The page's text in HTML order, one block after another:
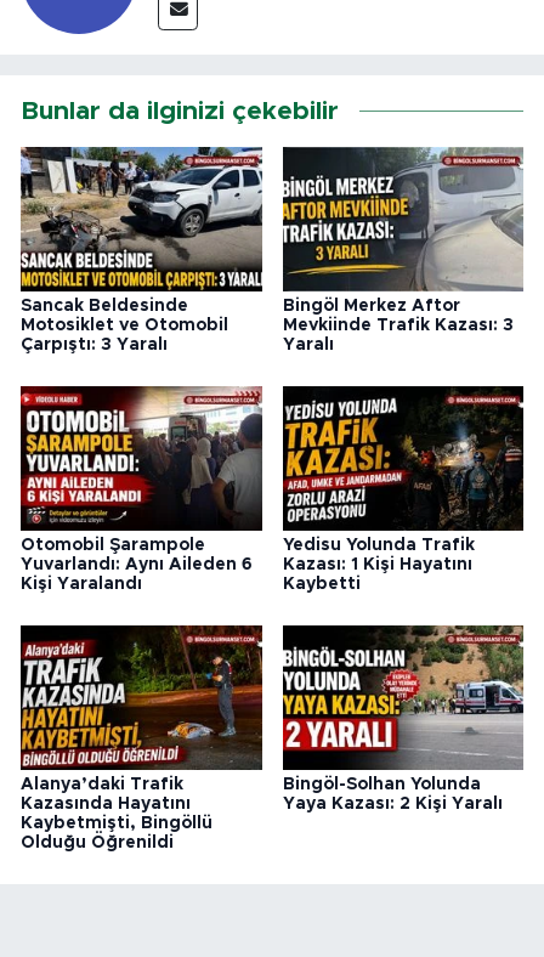
Bunlar da ilginizi çekebilir
Sancak Beldesinde
Motosiklet ve Otomobil
Çarpıştı: 3 Yaralı
Bingöl Merkez Aftor
Mevkiinde Trafik Kazası: 3
Yaralı
Otomobil Şarampole
Yuvarlandı: Aynı Aileden 6
Kişi Yaralandı
Yedisu Yolunda Trafik
Kazası: 1 Kişi Hayatını
Kaybetti
Alanya’daki Trafik
Kazasında Hayatını
Kaybetmişti, Bingöllü
Olduğu Öğrenildi
Bingöl-Solhan Yolunda
Yaya Kazası: 2 Kişi Yaralı